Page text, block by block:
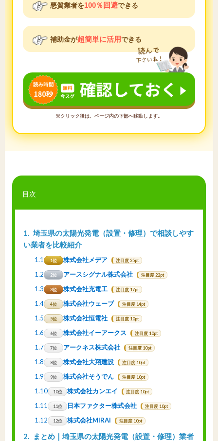
悪質業者を100％回避できる
補助金が超簡単に活用できる
※クリック後は、ページ内の下部へ移動します。
目次
1
埼玉県の太陽光発電（設置・修理）で相談しやす
い業者を比較紹介
1.1 1位 株式会社メデア 注目度 25pt
1.2 2位 アースシグナル株式会社 注目度 22pt
1.3 3位 株式会社充電工 注目度 17pt
1.4 4位 株式会社ウェーブ 注目度 14pt
1.5 5位 株式会社恒電社 注目度 10pt
1.6 6位 株式会社イーアークス 注目度 10pt
1.7 7位 アークネス株式会社 注目度 10pt
1.8 8位 株式会社大翔建設 注目度 10pt
1.9 9位 株式会社そうでん 注目度 10pt
1.10 10位 株式会社カンエイ 注目度 10pt
1.11 11位 日本ファクター株式会社 注目度 10pt
1.12 12位 株式会社MIRAI 注目度 10pt
2 まとめ｜埼玉県の太陽光発電（設置・修理）業者